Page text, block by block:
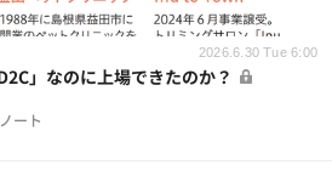
2026.6.30 Tue 6:00
」なのに上場できたのか？
ート